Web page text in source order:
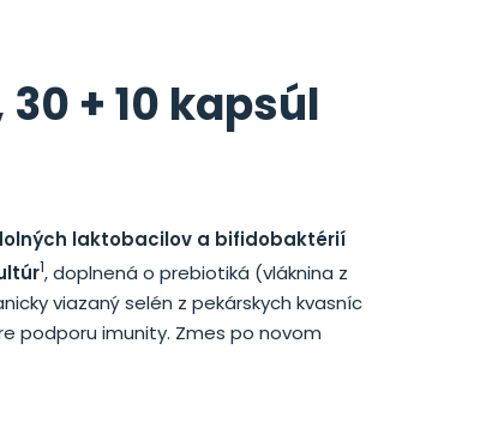
+ 10 kapsúl
laktobacilov a bifidobaktérií
1, doplnená o prebiotiká (vláknina z
viazaný selén z pekárskych kvasníc
podporu imunity. Zmes po novom